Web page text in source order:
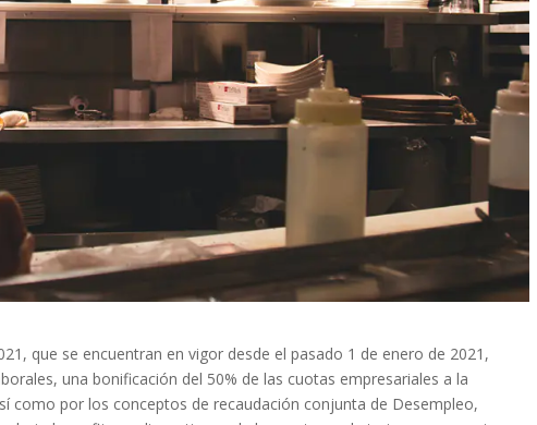
que se encuentran en vigor desde el pasado 1 de enero de 2021,
una bonificación del 50% de las cuotas empresariales a la
como por los conceptos de recaudación conjunta de Desempleo,